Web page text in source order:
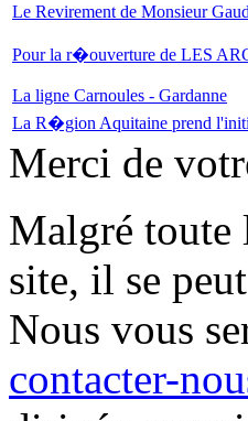
Le Revirement de Monsieur
Pour la r�ouverture de LES
La ligne Carnoules - Gardanne
La R�gion Aquitaine prend
Merci de
Malgré toute
site, il se
Nous vous
contacter-